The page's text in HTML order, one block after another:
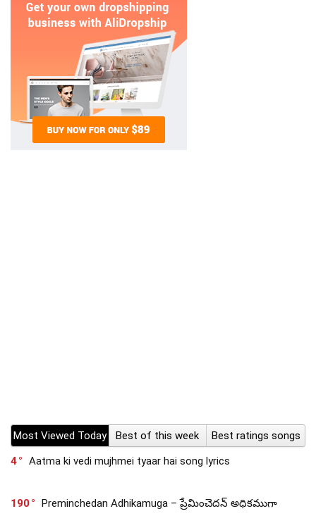
Most Viewed Today Best of this week
Best ratings songs
4
Aatma ki vedi mujhmei tyaar hai song lyrics
190 Preminchedan Adhikamuga – ప్రేమించెదన్ అధికముగా